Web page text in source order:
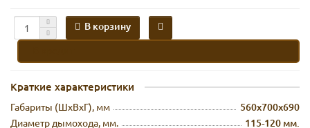
В корзину
Краткие характеристики
Габариты (ШхВхГ), мм 560х700х690
Диаметр дымохода, мм. 115-120 мм.